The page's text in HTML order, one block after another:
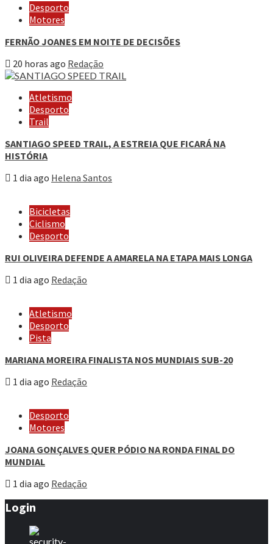
Desporto
Motores
FERNÃO JOANES EM NOITE DE DECISÕES
20 horas ago Redação
Atletismo
Desporto
Trail
SANTIAGO SPEED TRAIL, A ESTREIA QUE FICARÁ NA
HISTÓRIA
1 dia ago Helena Santos
Bicicletas
Ciclismo
Desporto
RUI OLIVEIRA DEFENDE A AMARELA NA ETAPA MAIS LONGA
1 dia ago Redação
Atletismo
Desporto
Pista
MARIANA MOREIRA FINALISTA NOS MUNDIAIS SUB-20
1 dia ago Redação
Desporto
Motores
JOANA GONÇALVES QUER PÓDIO NA RONDA FINAL DO
MUNDIAL
1 dia ago Redação
Login